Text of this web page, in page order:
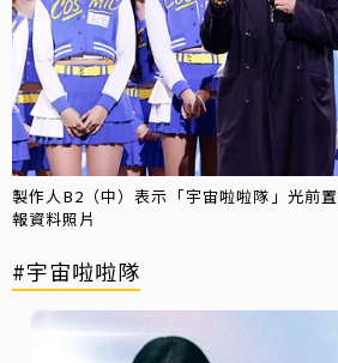
製作人B2（中）表示「宇宙啦啦隊」光前
報資料照片
#宇宙啦啦隊